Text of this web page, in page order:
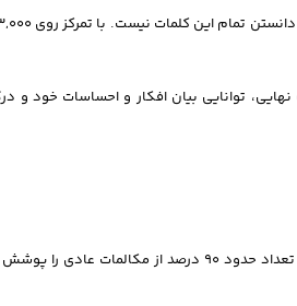
توانایی بیان افکار و احساسات خود و
برای برقراری ارتباط روزمره، دانستن حدود 3,000 تا 5,000 کلمه پرکاربرد کافی است. این تعداد حدود 90